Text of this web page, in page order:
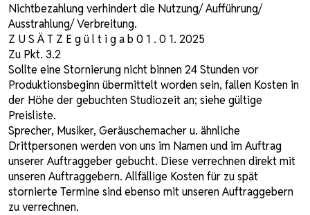
Nichtbezahlung verhindert die Nutzung/ Aufführung/
Ausstrahlung/ Verbreitung.
Z U S Ä T Z E g ü l t i g a b 0 1 . 0 1. 2025
Zu Pkt. 3.2
Sollte eine Stornierung nicht binnen 24 Stunden vor
Produktionsbeginn übermittelt worden sein, fallen Kosten in
der Höhe der gebuchten Studiozeit an; siehe gültige
Preisliste.
Sprecher, Musiker, Geräuschemacher u. ähnliche
Drittpersonen werden von uns im Namen und im Auftrag
unserer Auftraggeber gebucht. Diese verrechnen direkt mit
unseren Auftraggebern. Allfällige Kosten für zu spät
stornierte Termine sind ebenso mit unseren Auftraggebern
zu verrechnen.